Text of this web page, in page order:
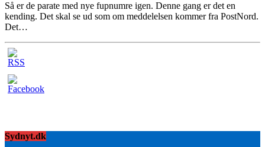
Så er de parate med nye fupnumre igen. Denne gang er det en
kending. Det skal se ud som om meddelelsen kommer fra PostNord.
Det…
Sydnyt.dk